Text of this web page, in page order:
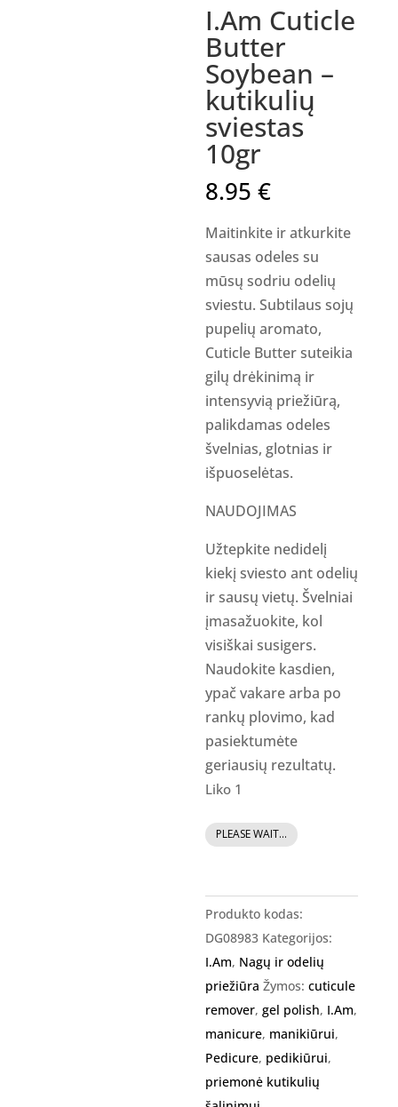
I.Am Cuticle
Butter
Soybean –
kutikulių
sviestas
10gr
8.95€
Maitinkite ir atkurkite
sausas odeles su
mūsų sodriu odelių
sviestu. Subtilaus sojų
pupelių aromato,
Cuticle Butter suteikia
gilų drėkinimą ir
intensyvią priežiūrą,
palikdamas odeles
švelnias, glotnias ir
išpuoselėtas.
NAUDOJIMAS
Užtepkite nedidelį
kiekį sviesto ant odelių
ir sausų vietų. Švelniai
įmasažuokite, kol
visiškai susigers.
Naudokite kasdien,
ypač vakare arba po
rankų plovimo, kad
pasiektumėte
geriausių rezultatų.
Liko 1
produkto
Cuticle
Butter
Soybean
sviestas
10gr
PLEASE WAIT...
Produkto kodas:
DG08983 Kategorijos:
I.Am, Nagų ir odelių
priežiūra Žymos:cuticule
remover,gel polish, I.Am,
manicure, manikiūrui,
Pedicure, pedikiūrui,
priemonė kutikulių